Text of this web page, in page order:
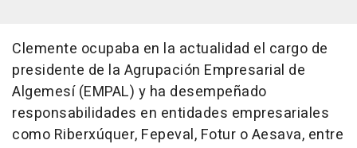
Clemente ocupaba en la actualidad el cargo de
presidente de la Agrupación Empresarial de
Algemesí (EMPAL) y ha desempeñado
responsabilidades en entidades empresariales
como Riberxúquer, Fepeval, Fotur o Aesava, entre